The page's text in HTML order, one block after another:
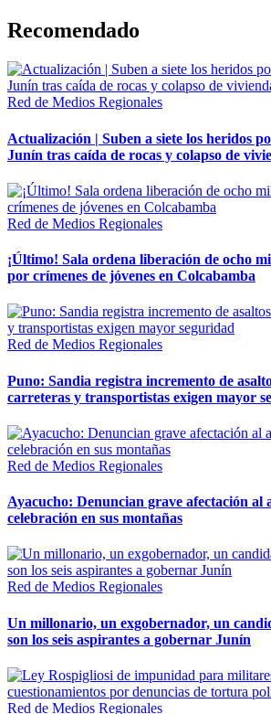
Recomendado
Red de Medios Regionales
Actualización | Suben a siete los heridos
Junín tras caída de rocas y colapso de
Red de Medios Regionales
¡Último! Sala ordena liberación de ocho
por crímenes de jóvenes en Colcabamba
Red de Medios Regionales
Puno: Sandia registra incremento de
carreteras y transportistas exigen mayor
Red de Medios Regionales
Ayacucho: Denuncian grave afectación al
celebración en sus montañas
Red de Medios Regionales
Un millonario, un exgobernador, un
son los seis aspirantes a gobernar Junín
Red de Medios Regionales